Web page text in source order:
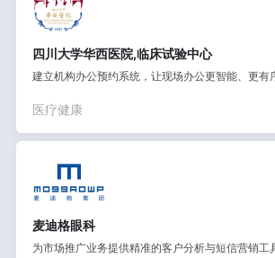
四川大学华西医院,临床试验中心
建立机构办公预约系统，让现场办公更智能、更有
医疗健康
麦迪格眼科
为市场推广业务提供精准的客户分析与短信营销工